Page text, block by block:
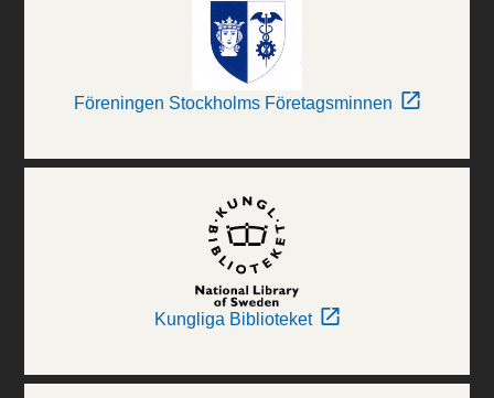
Föreningen Stockholms Företagsminnen
Kungliga Biblioteket